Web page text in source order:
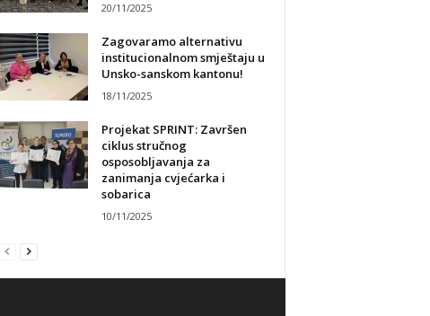
20/11/2025
Zagovaramo alternativu
institucionalnom smještaju u
Unsko-sanskom kantonu!
18/11/2025
Projekat SPRINT: Završen
ciklus stručnog
osposobljavanja za
zanimanja cvjećarka i
sobarica
10/11/2025